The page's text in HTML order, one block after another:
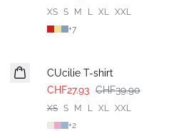
XS S M L XL XXL
+7
CUcilie T-shirt
CHF27.93 CHF39.90
XS S M L XL XXL
+2